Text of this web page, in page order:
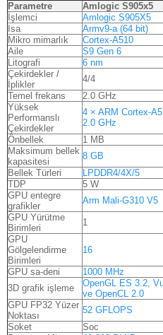
Parametre Amlogic S905x5
İşlemci
Amlogic S905X5
Isa
Armv9-a (64 bit)
Mikro mimarlık
Cortex-A510
Aile
S9 Gen 6
Litografi
6 nm
Çekirdekler /
İplikler
4/4
Temel frekans
2.0 GHz
Yüksek
Performanslı
Çekirdekler
4 × ARM Cortex-
2.0 GHz
Önbellek
1 MB
Maksimum bellek
kapasitesi
8 GB
Bellek Türleri
LPDDR4/4X/5
TDP
5 W
GPU entegre
grafikler
Arm Mali-G310 V5
GPU Yürütme
Birimleri
1
GPU
Gölgelendirme
Birimleri
16
GPU sa-deni 1000 MHz
3D grafik işleme
OpenGL ES 3.2,
ve OpenCL 2.0
GPU FP32 Yüzer
Noktası
52 GFLOPS
Soket
Soc